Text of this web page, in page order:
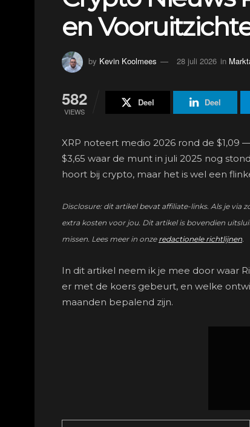
en
by Kevin Koolmees 28 juli 2026 in
582
VIEWS
Deel Deel
XRP noteert medio 2026 rond de $1,09
$3,65 waar de munt in juli 2025 nog
hoort bij crypto, maar het is wel een
Disclosure: dit artikel bevat affiliate-links. Als je via
extra kosten voor jou. Dit artikel is bovendien
missen. Lees meer in onze redactionele richtlijnen.
In dit artikel neem ik je mee door waar
er met de koers gebeurt, en welke
maanden bepalend zijn.